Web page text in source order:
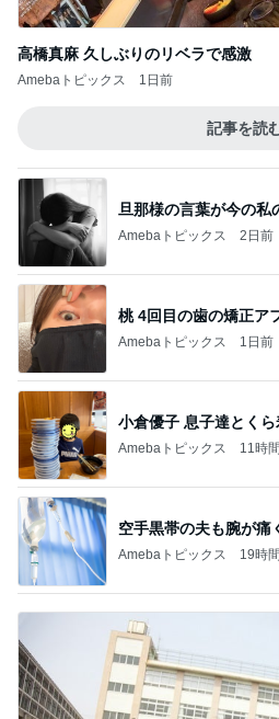
高橋真麻 久しぶりのリベラで感激
Amebaトピックス 1日前
記事を読
旦那様の言葉が今の私
Amebaトピックス 2日前
桃 4回目の歯の矯正ア
Amebaトピックス 1日前
小倉優子 息子達とく
Amebaトピックス 11時
空手黒帯の夫も腕が痛
Amebaトピックス 19時